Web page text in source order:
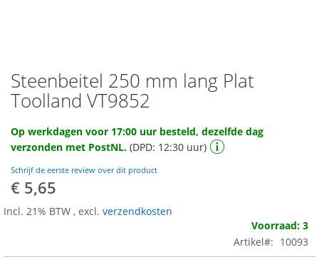
Ga
naar
het
van
de
gallerij
Steenbeitel 250 mm lang Plat
Toolland VT9852
Op werkdagen voor 17:00 uur besteld, dezelfde dag
verzonden met PostNL. (DPD: 12:30 uur)
Schrijf de eerste review over dit product
€ 5,65
Incl. 21% BTW , excl. verzendkosten
Voorraad: 3
Artikel
10093